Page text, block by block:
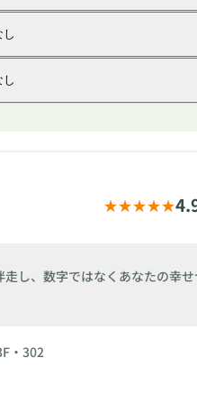
し
し
し、数字ではなくあなたの幸
・302